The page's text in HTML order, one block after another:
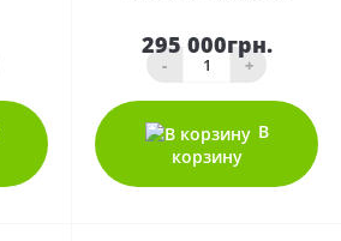
295 000грн.
- +
В
корзину